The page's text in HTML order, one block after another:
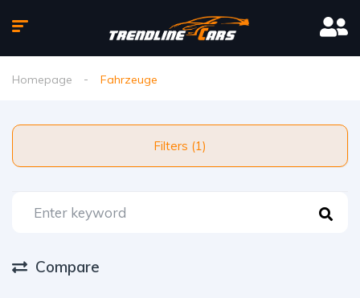
Homepage Fahrzeuge
Filters (1)
Compare